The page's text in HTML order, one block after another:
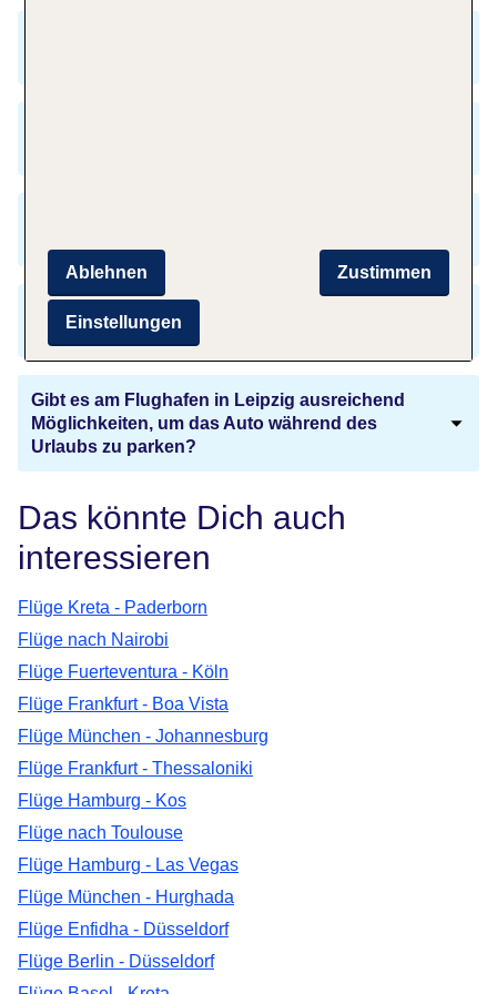
Welche Sprachen sprechen die Menschen auf
Kreta?
Gibt es am Flughafen in Leipzig ausreichend
Möglichkeiten, um das Auto während des
Urlaubs zu parken?
Das könnte Dich auch
interessieren
Flüge Kreta - Paderborn
Flüge nach Nairobi
Flüge Fuerteventura - Köln
Flüge Frankfurt - Boa Vista
Flüge München - Johannesburg
Flüge Frankfurt - Thessaloniki
Flüge Hamburg - Kos
Flüge nach Toulouse
Flüge Hamburg - Las Vegas
Flüge München - Hurghada
Flüge Enfidha - Düsseldorf
Flüge Berlin - Düsseldorf
Zustimmen
Ablehnen
Einstellungen